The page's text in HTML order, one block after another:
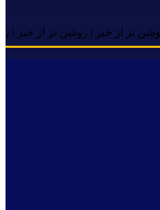
از خبر | روشن تر از خبر | روشن